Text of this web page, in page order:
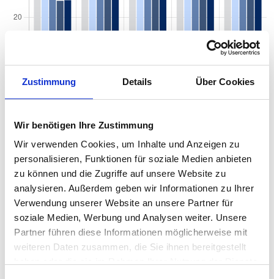
Zustimmung Details Über Cookies
Wir benötigen Ihre Zustimmung
Wir verwenden Cookies, um Inhalte und Anzeigen zu
personalisieren, Funktionen für soziale Medien anbieten
zu können und die Zugriffe auf unsere Website zu
analysieren. Außerdem geben wir Informationen zu Ihrer
Verwendung unserer Website an unsere Partner für
soziale Medien, Werbung und Analysen weiter. Unsere
Partner führen diese Informationen möglicherweise mit
weiteren Daten zusammen, die Sie ihnen bereitgestellt
Wohnungen nach Wohnungstyp
2 2024 2025 2026
zum
Sonstige 2.671 € 2.722 €
+9,06
Erdgeschosswohnung 2.565 € 2.697 € 2.892 €
+7,23
Souterrain 2.141 € 2.371 € 2.598 €
+9,60